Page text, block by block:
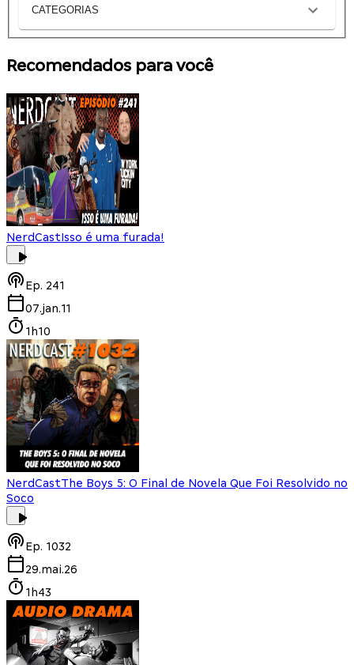
CATEGORIAS
Recomendados para você
NerdCastIsso é uma furada!
Ep. 241
07.jan.11
1h10
NerdCastThe Boys 5: O Final de Novela Que Foi Resolvido no
Soco
Ep. 1032
29.mai.26
1h43